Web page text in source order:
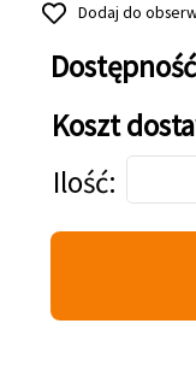
Dodaj do
Koszt
Dodaj do koszyka
Ilość